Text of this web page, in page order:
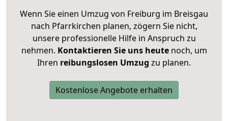
Wenn Sie einen Umzug von Freiburg im Breisgau
nach Pfarrkirchen planen, zögern Sie nicht,
unsere professionelle Hilfe in Anspruch zu
nehmen. Kontaktieren Sie uns heutenoch, um
Ihren reibungslosen Umzug zu planen.
Kostenlose Angebote erhalten